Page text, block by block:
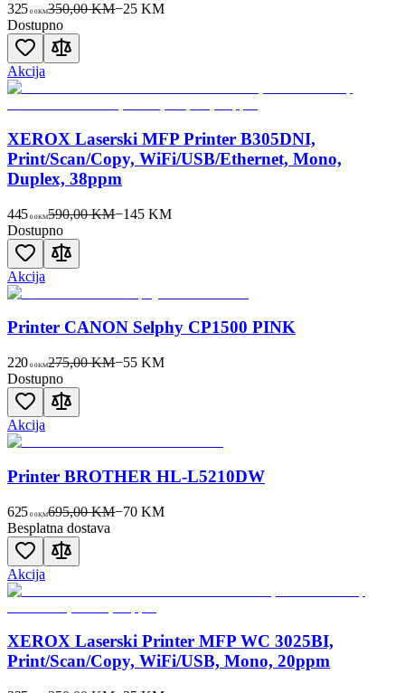
325 00KM350,00 KM−25 KM
Dostupno
Akcija
XEROX Laserski MFP Printer B305DNI,
Print/Scan/Copy, WiFi/USB/Ethernet, Mono,
Duplex, 38ppm
445 00KM590,00 KM−145 KM
Dostupno
Akcija
Printer CANON Selphy CP1500 PINK
220 00KM275,00 KM−55 KM
Dostupno
Akcija
Printer BROTHER HL-L5210DW
625 00KM695,00 KM−70 KM
Besplatna dostava
Akcija
XEROX Laserski Printer MFP WC 3025BI,
Print/Scan/Copy, WiFi/USB, Mono, 20ppm